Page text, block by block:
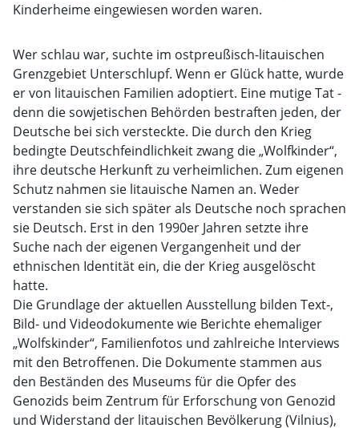
Kinderheime eingewiesen worden waren.
Wer schlau war, suchte im ostpreußisch-litauischen
Grenzgebiet Unterschlupf. Wenn er Glück hatte, wurde
er von litauischen Familien adoptiert. Eine mutige Tat -
denn die sowjetischen Behörden bestraften jeden, der
Deutsche bei sich versteckte. Die durch den Krieg
bedingte Deutschfeindlichkeit zwang die „Wolfkinder“,
ihre deutsche Herkunft zu verheimlichen. Zum eigenen
Schutz nahmen sie litauische Namen an. Weder
verstanden sie sich später als Deutsche noch sprachen
sie Deutsch. Erst in den 1990er Jahren setzte ihre
Suche nach der eigenen Vergangenheit und der
ethnischen Identität ein, die der Krieg ausgelöscht
hatte.
Die Grundlage der aktuellen Ausstellung bilden Text-,
Bild- und Videodokumente wie Berichte ehemaliger
„Wolfskinder“, Familienfotos und zahlreiche Interviews
mit den Betroffenen. Die Dokumente stammen aus
den Beständen des Museums für die Opfer des
Genozids beim Zentrum für Erforschung von Genozid
und Widerstand der litauischen Bevölkerung (Vilnius),